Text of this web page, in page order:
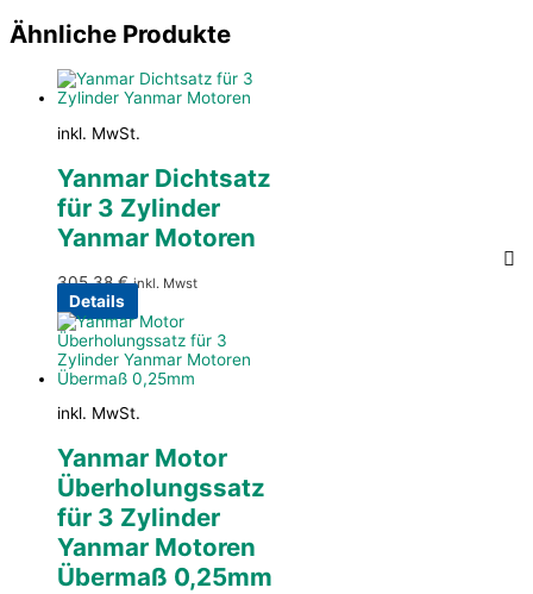
Ähnliche Produkte
inkl. MwSt.
Yanmar Dichtsatz
für 3 Zylinder
Yanmar Motoren
305,38€ inkl. Mwst
Details
inkl. MwSt.
Yanmar Motor
Überholungssatz
für 3 Zylinder
Yanmar Motoren
Übermaß 0,25mm